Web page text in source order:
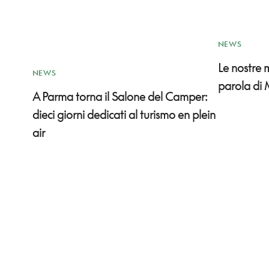
NEWS
A Parma torna il Salone del Camper:
dieci giorni dedicati al turismo en plein
air
NEWS
Le nostre
parola di